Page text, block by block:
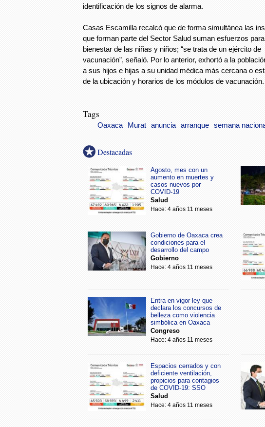
identificación de los signos de alarma.
Casas Escamilla recalcó que de forma simultánea las
que forman parte del Sector Salud suman esfuerzos
bienestar de las niñas y niños; “se trata de un ejército de
vacunación”, señaló. Por lo anterior, exhortó a la
a sus hijos e hijas a su unidad médica más cercana o
de la ubicación y horarios de los módulos de vacunación.
Tags
Oaxaca Murat anuncia arranque semana
Destacadas
Agosto, mes con un
aumento en muertes y
casos nuevos por
COVID-19
Salud
Hace: 4 años 11 meses
Gobierno de Oaxaca crea
condiciones para el
desarrollo del campo
Gobierno
Hace: 4 años 11 meses
Entra en vigor ley que
declara los concursos de
belleza como violencia
simbólica en Oaxaca
Congreso
Hace: 4 años 11 meses
Espacios cerrados y con
deficiente ventilación,
propicios para contagios
de COVID-19: SSO
Salud
Hace: 4 años 11 meses